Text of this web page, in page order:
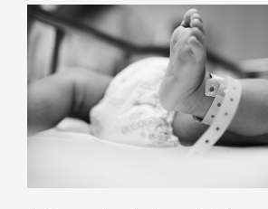
o
tempo
todo
com
mãe…
inclusive